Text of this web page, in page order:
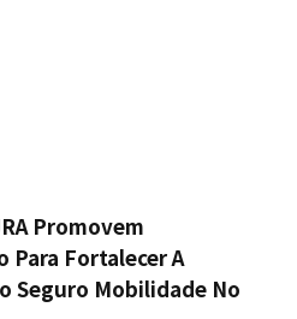
Promovem
Fortalecer A
Seguro Mobilidade No